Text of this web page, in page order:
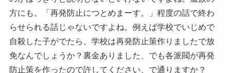
方にも。「再発防止につとめまーす。」程度の話で終わ
らせられる話じゃないですよね。例えば学校でいじめで
自殺した子がでたら、学校は再発防止策作りましたで放
免なんでしょうか？裏金ありました、でも各派閥が再発
防止策を作ったので許してください、で通りますか？